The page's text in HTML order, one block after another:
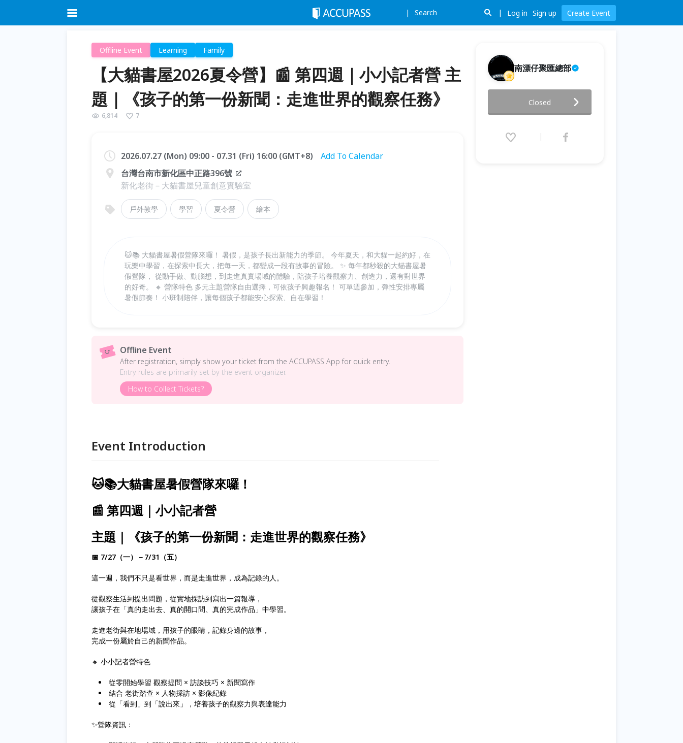
Search Log in Sign up Create Event
Offline Event Learning Family
【大貓書屋2026夏令營】📰 第四週｜小小記者營 主
題｜《孩子的第一份新聞：走進世界的觀察任務》
6,814 7
2026.07.27 (Mon) 09:00 - 07.31 (Fri) 16:00 (GMT+8)
Add To Calendar
台灣台南市新化區中正路396號
新化老街－大貓書屋兒童創意實驗室
戶外教學 學習 夏令營 繪本
🐱📚 大貓書屋暑假營隊來囉！ 暑假，是孩子長出新能力的季節。 今年夏天，和大貓一起約好，在
玩樂中學習，在探索中長大，把每一天，都變成一段有故事的冒險。 ✨ 每年都秒殺的大貓書屋暑
假營隊， 從動手做、動腦想，到走進真實場域的體驗，陪孩子培養觀察力、創造力，還有對世界
的好奇。 🔸 營隊特色 多元主題營隊自由選擇，可依孩子興趣報名！ 可單週參加，彈性安排專屬
暑假節奏！ 小班制陪伴，讓每個孩子都能安心探索、自在學習！
Offline Event
After registration, simply show your ticket from the ACCUPASS App for quick entry.
Entry rules are primarily set by the event organizer.
How to Collect Tickets?
Event Introduction
🐱📚大貓書屋暑假營隊來囉！
📰 第四週｜小小記者營
主題｜《孩子的第一份新聞：走進世界的觀察任務》
📅 7/27（一）－7/31（五）
這一週，我們不只是看世界，而是走進世界，成為記錄的人。
從觀察生活到提出問題，從實地採訪到寫出一篇報導，
讓孩子在「真的走出去、真的開口問、真的完成作品」中學習。
走進老街與在地場域，用孩子的眼睛，記錄身邊的故事，
完成一份屬於自己的新聞作品。
🔸 小小記者營特色
從零開始學習 觀察提問 × 訪談技巧 × 新聞寫作
結合 老街踏查 × 人物採訪 × 影像紀錄
從「看到」到「說出來」，培養孩子的觀察力與表達能力
✨營隊資訊：
南漂仔聚匯總部
週｜小小記者營 主題｜《孩子的
第一份新聞：走進世界的觀察任
2026.07.27 (Mon) 09:00 - 07.31
Closed